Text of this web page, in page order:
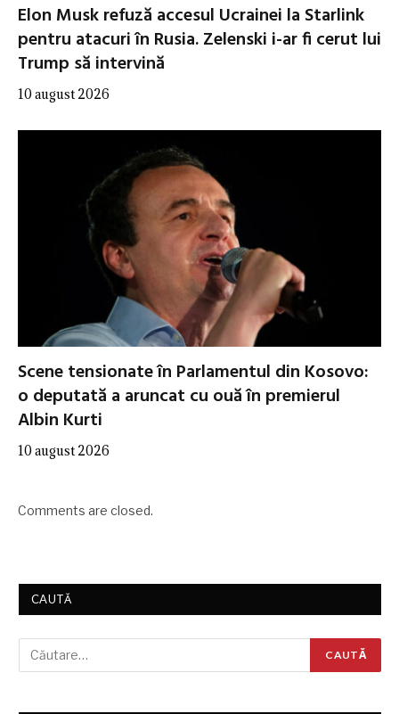
Elon Musk refuză accesul Ucrainei la Starlink
pentru atacuri în Rusia. Zelenski i-ar fi cerut lui
Trump să intervină
10 august 2026
Scene tensionate în Parlamentul din Kosovo:
o deputată a aruncat cu ouă în premierul
Albin Kurti
10 august 2026
Comments are closed.
CAUTĂ